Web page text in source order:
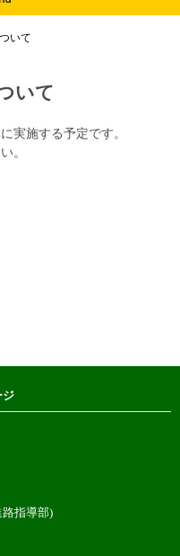
いて
いて
実施する予定です。
。
ジ
路指導部)